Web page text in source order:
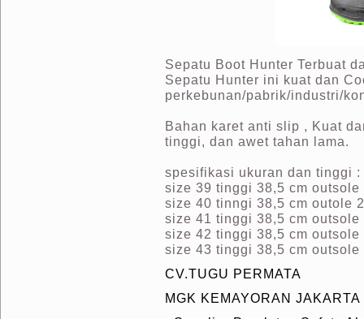
Sepatu Boot Hunter Terbuat
Sepatu Hunter ini kuat dan
perkebunan/pabrik/industri/
Bahan karet anti slip , Kuat
tinggi, dan awet tahan lama.
spesifikasi ukuran dan tinggi :
size 39 tinggi 38,5 cm outsole
size 40 tinngi 38,5 cm outole
size 41 tinggi 38,5 cm outsole
size 42 tinggi 38,5 cm outsole
size 43 tinggi 38,5 cm outsole
CV.TUGU PERMATA
MGK KEMAYORAN